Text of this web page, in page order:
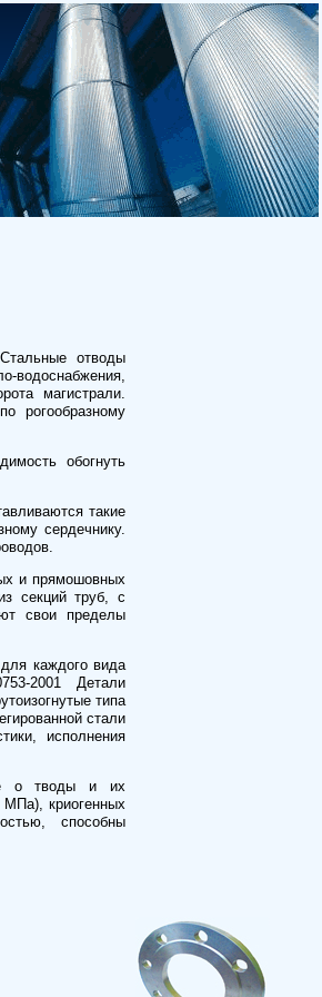
отводы
водоснабжения,
магистрали.
рогообразному
обогнуть
такие
сердечнику.
и прямошовных
секций труб, с
свои пределы
каждого вида
2001 Детали
типа
стали
исполнения
о тводы и их
МПа), криогенных
способны